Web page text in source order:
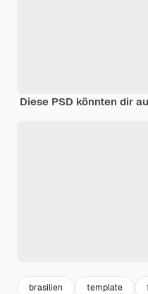
Diese PSD könnten dir
brasilien template